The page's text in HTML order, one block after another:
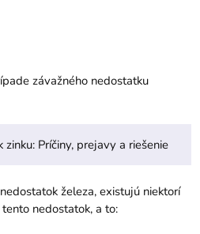
závažného nedostatku
zinku: Príčiny, prejavy a riešenie
železa, existujú niektorí
nedostatok, a to: